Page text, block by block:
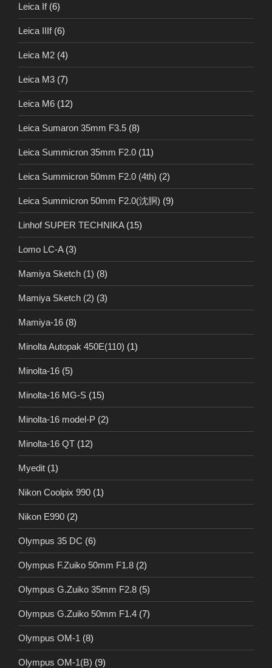
Leica If(6)
Leica IIIf(6)
Leica M2 (4)
Leica M3 (7)
Leica M6 (12)
Leica Sumaron 35mm F3.5 (8)
Leica Summicron 35mm F2.0 (11)
Leica Summicron 50mm F2.0 (4th) (2)
Leica Summicron 50mm F2.0(沈胴) (9)
Linhof SUPER TECHNIKA(15)
Lomo LC-A(3)
Mamiya Sketch (1) (8)
Mamiya Sketch (2) (3)
Mamiya-16 (8)
Minolta Autopak 450E(110) (1)
Minolta-16 (5)
Minolta-16 MG-S (15)
Minolta-16 model-P (2)
Minolta-16 QT (12)
Myedit (1)
Nikon Coolpix 990 (1)
Nikon E990 (2)
Olympus 35 DC (6)
Olympus F.Zuiko 50mm F1.8 (2)
Olympus G.Zuiko 35mm F2.8 (5)
Olympus G.Zuiko 50mm F1.4 (7)
Olympus OM-1 (8)
Olympus OM-1(B) (9)